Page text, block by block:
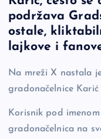
b
o
o
k
Li
n
k
g
er
podržava
ostale,
lajkove i
Na mreži X nastala
gradonačelnice
Korisnik pod
gradonačelnica na